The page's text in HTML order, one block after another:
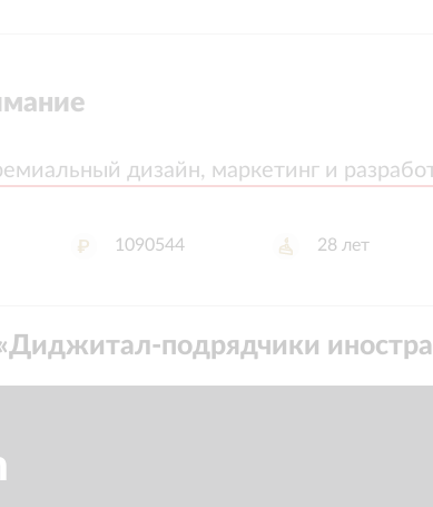
дизайн, маркетинг и
дизайн, маркетинг и
1090544 28 лет
Диджитал-подрядчики